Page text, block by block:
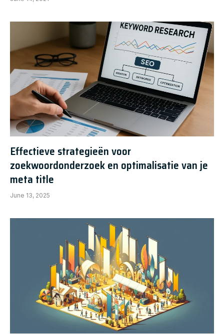
Effectieve strategieën voor
zoekwoordonderzoek en optimalisatie van je
meta title
June 13, 2025